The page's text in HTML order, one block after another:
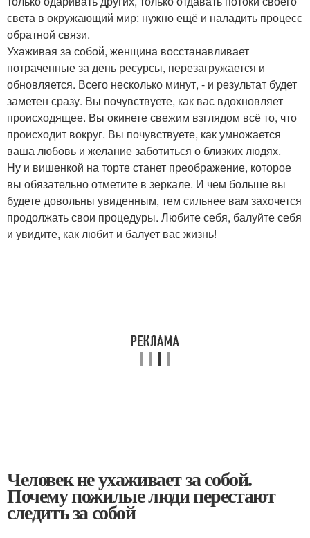
света в окружающий мир: нужно ещё и наладить процесс
обратной связи.
Ухаживая за собой, женщина восстанавливает
потраченные за день ресурсы, перезагружается и
обновляется. Всего несколько минут, - и результат будет
заметен сразу. Вы почувствуете, как вас вдохновляет
происходящее. Вы окинете свежим взглядом всё то, что
происходит вокруг. Вы почувствуете, как умножается
ваша любовь и желание заботиться о близких людях.
Ну и вишенкой на торте станет преображение, которое
вы обязательно отметите в зеркале. И чем больше вы
будете довольны увиденным, тем сильнее вам захочется
продолжать свои процедуры. Любите себя, балуйте себя
и увидите, как любит и балует вас жизнь!
Человек не ухаживает за собой.
Почему пожилые люди перестают
следить за собой